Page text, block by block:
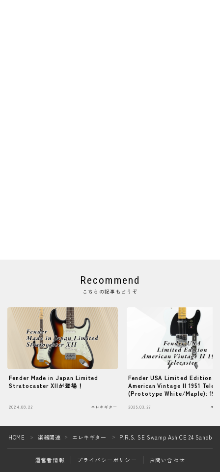
Recommend
こちらの記事もどうぞ
Fender Made in Japan Limited
Stratocaster XIIが登場！
2024.08.22 エレキギター
Fender USA Limited Edition
American Vintage II 1951
(Prototype White/Maple):
レキャスター
2025.03.27 エ
HOME ＞ 楽器関連 ＞ エレキギター ＞ P.R.S. SE Swamp Ash CE 24
運営者情報 プライバシーポリシー お問い合わせ